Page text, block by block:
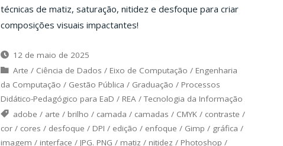
técnicas de matiz, saturação, nitidez e desfoque para criar
composições visuais impactantes!
12 de maio de 2025
Arte / Ciência de Dados / Eixo de Computação / Engenharia
da Computação / Gestão Pública / Graduação / Processos
Didático-Pedagógico para EaD / REA/Tecnologia da Informação
adobe / arte / brilho / camada / camadas / CMYK / contraste /
cor/ cores / desfoque / DPI / edição / enfoque / Gimp / gráfica /
imagem / interface / JPG. PNG / matiz / nitidez / Photoshop /